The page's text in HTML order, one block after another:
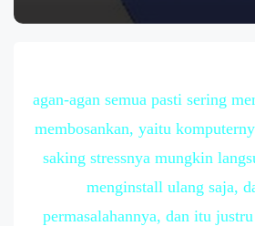
agan-agan semua pasti sering
membosankan, yaitu
saking stressnya mungkin
menginstall ulang saja,
permasalahannya, dan itu